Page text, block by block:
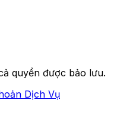
quyền được bảo lưu.
Dịch Vụ